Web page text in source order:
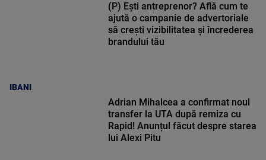
IBANI
(P) Ești antreprenor? Află cum te
ajută o campanie de advertoriale
să crești vizibilitatea și încrederea
brandului tău
Adrian Mihalcea a confirmat noul
transfer la UTA după remiza cu
Rapid! Anunțul făcut despre starea
lui Alexi Pitu